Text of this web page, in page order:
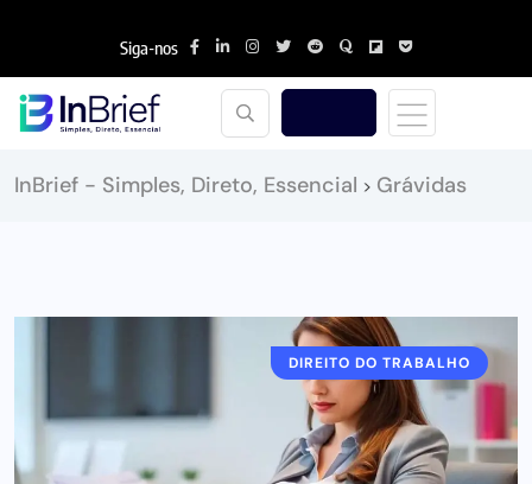
Siga-nos
InBrief - Simples, Direto, Essencial > Grávidas
DIREITO DO TRABALHO